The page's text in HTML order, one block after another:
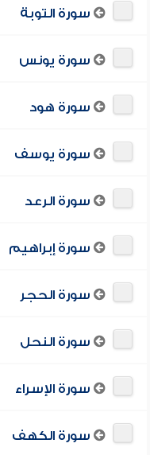
سورة التوبة
سورة يونس
سورة هود
سورة يوسف
سورة الرعد
سورة إبراهيم
سورة الحجر
سورة النحل
سورة الإسراء
سورة الكهف